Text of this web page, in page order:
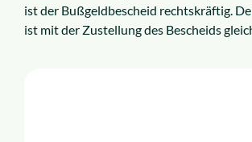
ist der Bußgeldbescheid rechtskräftig.
ist mit der Zustellung des Bescheids